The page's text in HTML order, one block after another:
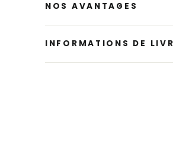
NOS AVANTAGES
INFORMATIONS DE